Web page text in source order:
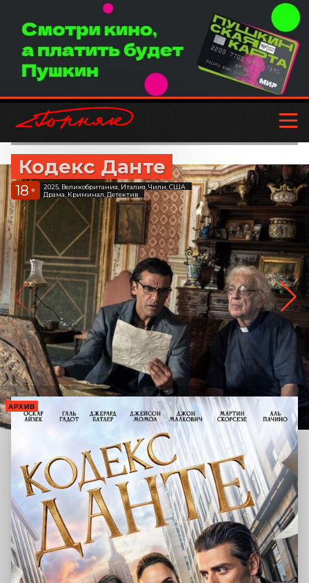
Кодекс Данте
18 +
2025, Великобритания, Италия, Чили, США
Драма, Криминал, Детектив
АРХИВ